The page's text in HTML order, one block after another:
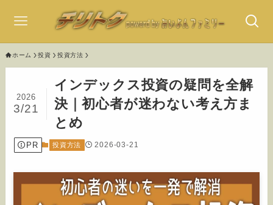
ホーム 投資 投資方法
インデックス投資の疑問を全解
決｜初心者が迷わない考え方ま
とめ
2026
3/21
PR 投資方法 2026-03-21